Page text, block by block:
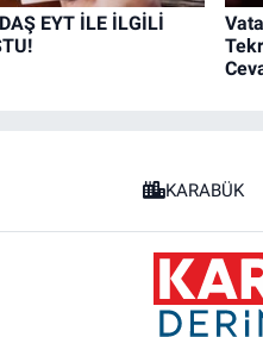
EYT İLE İLGİLİ
KARABÜK